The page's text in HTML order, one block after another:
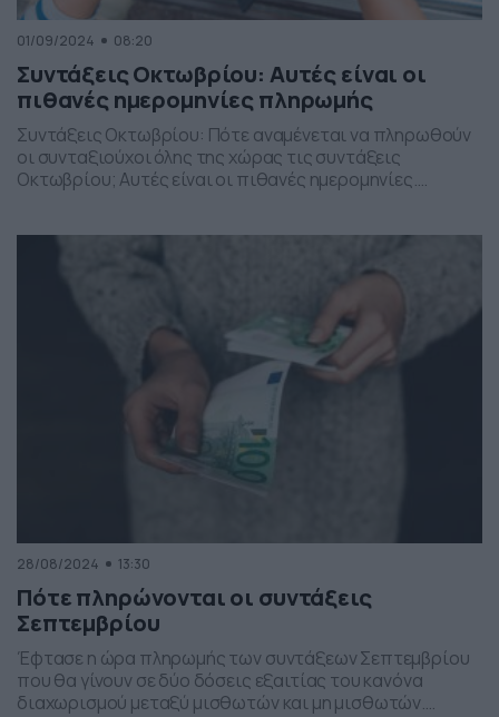
01/09/2024 08:20
Συντάξεις Οκτωβρίου: Αυτές είναι οι
πιθανές ημερομηνίες πληρωμής
Συντάξεις Οκτωβρίου: Πότε αναμένεται να πληρωθούν
οι συνταξιούχοι όλης της χώρας τις συντάξεις
Οκτωβρίου; Αυτές είναι οι πιθανές ημερομηνίες.
προηγούμενου μήνα β) Για τους μη μισθωτούς η τέταρτη
τελευταία εργάσιμη ημέρα του προηγούμενου μήνα […]
28/08/2024 13:30
Πότε πληρώνονται οι συντάξεις
Σεπτεμβρίου
Έφτασε η ώρα πληρωμής των συντάξεων Σεπτεμβρίου
που θα γίνουν σε δύο δόσεις εξαιτίας του κανόνα
διαχωρισμού μεταξύ μισθωτών και μη μισθωτών.